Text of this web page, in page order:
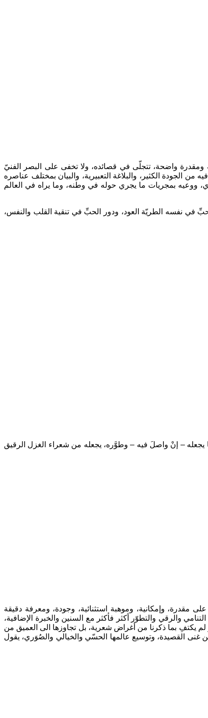
ومقدرة واضحة، تتجلّى في قصائده، ولا تخفى على البصر الفنيّ
الجودة الكثير، والبلاغة التعبيرية، والبيان بمختلف عناصره
ووعيه بمجريات ما يجري حوله في وطنه، وما يراه في العالم
في نفسه الطريّة العود، ودور الحبِّ في تنقية القلب والنفس،
يجعله – إنْ واصلَ فيه – وطوَّره، يجعله من شعراء الغزل الرقيق
مقدرة، وإمكانية، وموهبة استثنائية، وجودة، ومعرفة دقيقة
والرقي والتطوّر أكثر فأكثر مع السنين والخبرة الإضافية،
لم يكتفِ بما ذكرنا من أغراض شعرية، بل تجاوزها الى العميق من
غنى القصيدة، وتوسيع عالمها الحسّي والخيالي والصُوَري، يقول